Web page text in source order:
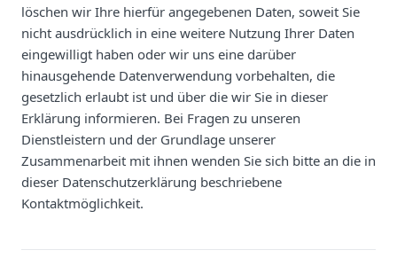
löschen wir Ihre hierfür angegebenen Daten, soweit Sie
nicht ausdrücklich in eine weitere Nutzung Ihrer Daten
eingewilligt haben oder wir uns eine darüber
hinausgehende Datenverwendung vorbehalten, die
gesetzlich erlaubt ist und über die wir Sie in dieser
Erklärung informieren. Bei Fragen zu unseren
Dienstleistern und der Grundlage unserer
Zusammenarbeit mit ihnen wenden Sie sich bitte an die in
dieser Datenschutzerklärung beschriebene
Kontaktmöglichkeit.